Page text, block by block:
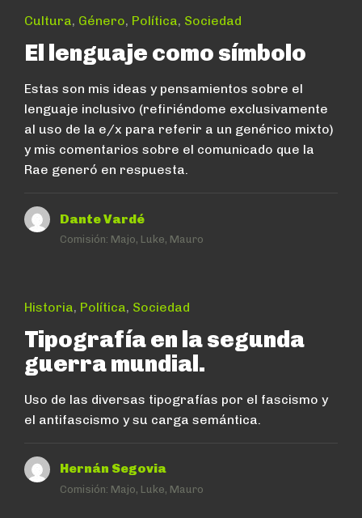
Cultura, Género, Política, Sociedad
El lenguaje como símbolo
Estas son mis ideas y pensamientos sobre el
lenguaje inclusivo (refiriéndome exclusivamente
al uso de la e/x para referir a un genérico mixto)
y mis comentarios sobre el comunicado que la
Rae generó en respuesta.
Dante Vardé
Comisión: Majo, Luke, Mauro
Historia, Política, Sociedad
Tipografía en la segunda
guerra mundial.
Uso de las diversas tipografías por el fascismo y
el antifascismo y su carga semántica.
Hernán Segovia
Comisión: Majo, Luke, Mauro